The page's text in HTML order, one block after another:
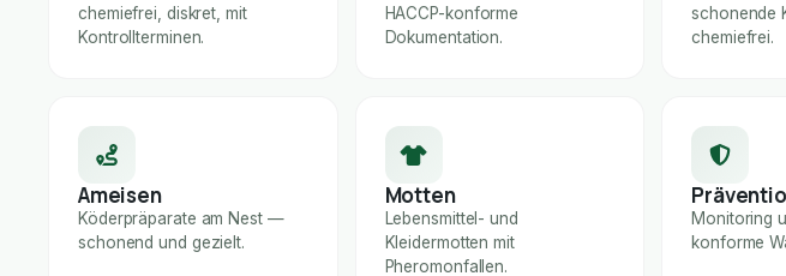
chemiefrei, diskret, mit
Kontrollterminen.
HACCP-konforme
Dokumentation.
schonende
chemiefrei.
Ameisen
Köderpräparate am Nest —
schonend und gezielt.
Motten
Lebensmittel- und
Kleidermotten mit
Pheromonfallen.
Monitoring
konforme